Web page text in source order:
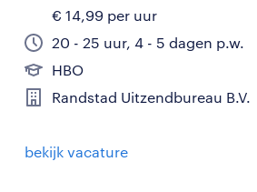
€ 14,99 per uur
20 - 25 uur, 4 - 5 dagen p.w.
HBO
Randstad Uitzendbureau B.V.
bekijk vacature